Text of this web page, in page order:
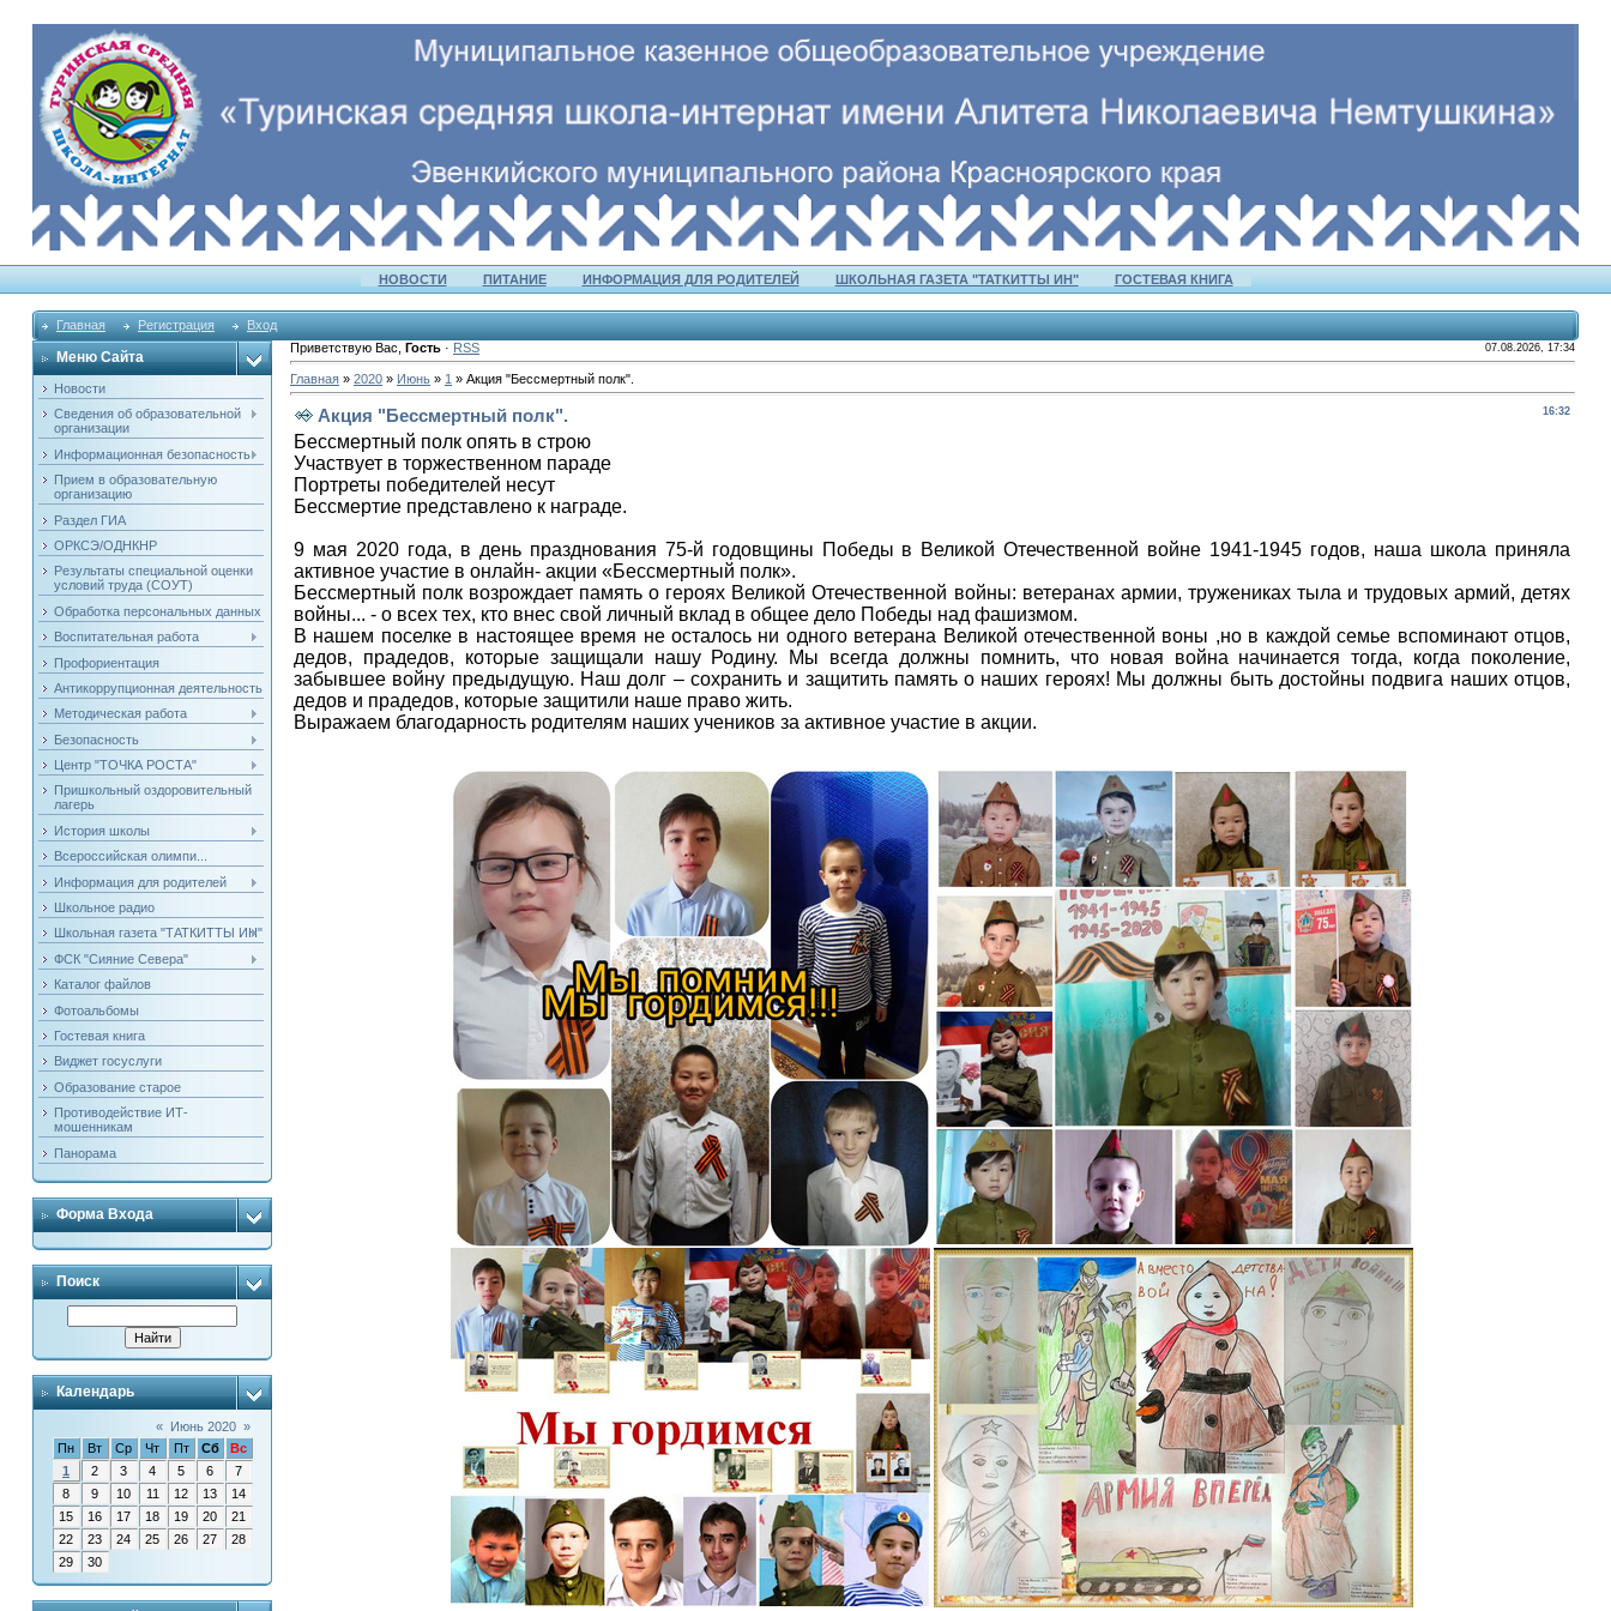
НОВОСТИ ПИТАНИЕ ИНФОРМАЦИЯ ДЛЯ РОДИТЕЛЕЙ ШКОЛЬНАЯ ГАЗЕТА "ТАТКИТТЫ ИН" ГОСТЕВАЯ КНИГА
Главная Регистрация Вход
Меню Сайта
Новости
Сведения об образовательной
организации
Информационная безопасность
Прием в образовательную
организацию
Раздел ГИА
ОРКСЭ/ОДНКНР
Результаты специальной оценки
условий труда (СОУТ)
Обработка персональных данных
Воспитательная работа
Профориентация
Антикоррупционная деятельность
Методическая работа
Безопасность
Центр "ТОЧКА РОСТА"
Пришкольный оздоровительный
лагерь
История школы
Всероссийская олимпи...
Информация для родителей
Школьное радио
Школьная газета "ТАТКИТТЫ ИН"
ФСК "Сияние Севера"
Каталог файлов
Фотоальбомы
Гостевая книга
Виджет госуслуги
Образование старое
Противодействие ИТ-
мошенникам
Панорама
Форма Входа
Поиск
Календарь
« Июнь 2020 »
Пн
Вт Ср Чт Пт Сб
Вс
1
2 3 4 5 6
7
8
9 10 11 12 13
14
15
16 17 18 19 20
21
22
23 24 25 26 27
28
29
30
Приветствую Вас Гость · RSS 07.08.2026, 17:34
Главная » 2020 » Июнь » 1 » Акция "Бессмертный полк".
16:32
Акция "Бессмертный полк".
Бессмертный полк опять в строю
Участвует в торжественном параде
Портреты победителей несут
Бессмертие представлено к награде.
9 мая 2020 года, в день празднования 75-й годовщины Победы в Великой Отечественной войне 1941-1945 годов, наша школа приняла
активное участие в онлайн- акции «Бессмертный полк».
Бессмертный полк возрождает память о героях Великой Отечественной войны: ветеранах армии, тружениках тыла и трудовых армий, детях
войны... - о всех тех, кто внес свой личный вклад в общее дело Победы над фашизмом.
В нашем поселке в настоящее время не осталось ни одного ветерана Великой отечественной воны ,но в каждой семье вспоминают отцов,
дедов, прадедов, которые защищали нашу Родину. Мы всегда должны помнить, что новая война начинается тогда, когда поколение,
забывшее войну предыдущую. Наш долг – сохранить и защитить память о наших героях! Мы должны быть достойны подвига наших отцов,
дедов и прадедов, которые защитили наше право жить.
Выражаем благодарность родителям наших учеников за активное участие в акции.